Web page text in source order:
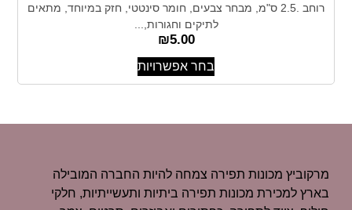
רוחב .2.5 ס"מ, מבחר צבעים, חומר סינטטי, חזק במיוחד, מתאים
לתיקים וחגורות,...
₪5.00
בחר אפשרויות
מרקוביץ מכונות תפירה צמחה להיות החברה המובילה
בארץ למכירת מכונות תפירה ביתיות ותעשייתיות, חלקי